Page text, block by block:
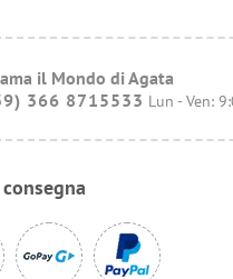
il Mondo di Agata
366 8715533 Lun - Ven: